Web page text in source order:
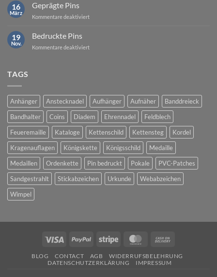
16
März
Geprägte Pins
Kommentare deaktiviertfür
19
Nov.
Bedruckte Pins
Kommentare deaktiviertfür
TAGS
Anhänger Anstecknadel Aufhänger Aufnäher
Banddreieck
Bandhalter
Coins Diadem Ehrennadel
Feldblech
Feueremaille
Kataloge Kettenschild Kettensteg
Kordel
Kragenauflagen
Königskette Königsschild
Medaille
Medaillen
Ordenkette Pin bedruckt Pokale
PVC-Patches
Sandgestrahlt
Stickabzeichen Urkunde
Webabzeichen
Wimpel
Visa PayPal Stripe MasterCard
Delivery
BLOG CONTACT AGB
WIDERRUFSBELEHRUNG
DATENSCHUTZERKLÄRUNG
IMPRESSUM